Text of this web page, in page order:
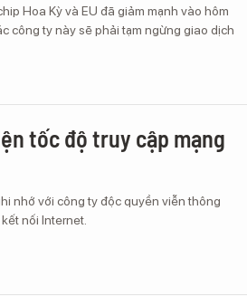
Hoa Kỳ và EU đã giảm mạnh vào hôm
công ty này sẽ phải tạm ngừng giao dịch
tốc độ truy cập mạng
nhớ với công ty độc quyền viễn thông
nối Internet.